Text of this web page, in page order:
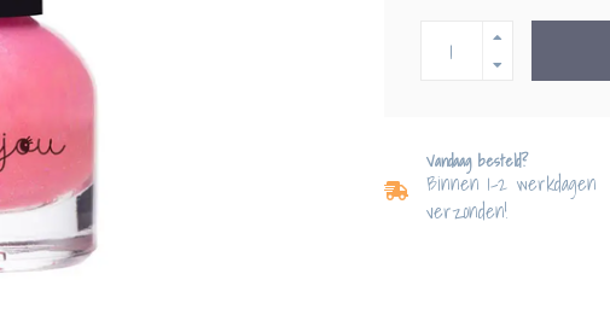
Vandaag besteld?
Binnen 1-2 werkdagen
verzonden!